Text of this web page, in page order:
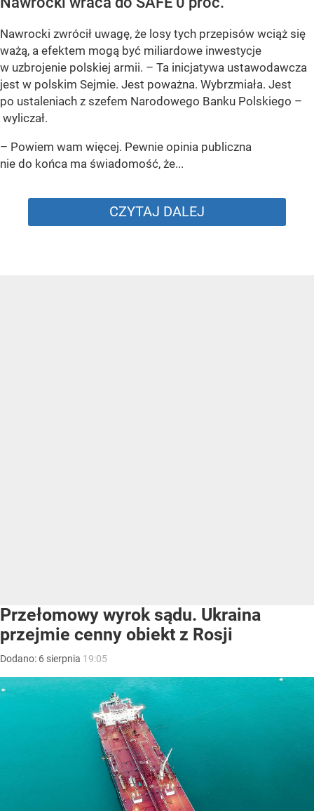
Nawrocki zwrócił uwagę, że losy tych przepisów wciąż się
ważą, a efektem mogą być miliardowe inwestycje
w uzbrojenie polskiej armii. – Ta inicjatywa ustawodawcza
jest w polskim Sejmie. Jest poważna. Wybrzmiała. Jest
po ustaleniach z szefem Narodowego Banku Polskiego –
wyliczał.
– Powiem wam więcej. Pewnie opinia publiczna
nie do końca ma świadomość, że...
CZYTAJ DALEJ
Przełomowy wyrok sądu. Ukraina
przejmie cenny obiekt z Rosji
Dodano: 6 sierpnia 19:05